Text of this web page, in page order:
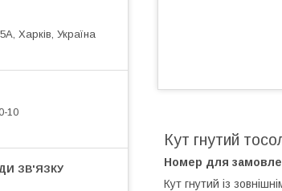
Кут гнутий
Номер для
Кут гнутий із
Харків, Україна
10